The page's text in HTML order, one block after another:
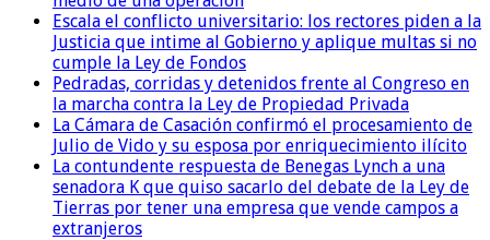
Escala el conflicto universitario: los rectores piden a la
Justicia que intime al Gobierno y aplique multas si no
cumple la Ley de Fondos
Pedradas, corridas y detenidos frente al Congreso en
la marcha contra la Ley de Propiedad Privada
La Cámara de Casación confirmó el procesamiento de
Julio de Vido y su esposa por enriquecimiento ilícito
La contundente respuesta de Benegas Lynch a una
senadora K que quiso sacarlo del debate de la Ley de
Tierras por tener una empresa que vende campos a
extranjeros